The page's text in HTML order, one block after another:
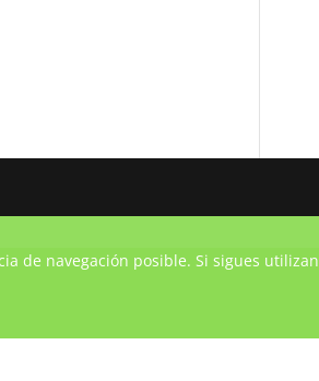
de navegación posible. Si sigues